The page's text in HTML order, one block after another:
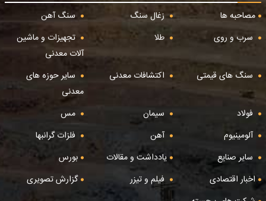
مصاحبه ها
زغال سنگ
سنگ آهن
سرب و روی
طلا
تجهیزات و ماشین
آلات معدنی
سنگ های قیمتی
اکتشافات معدنی
سایر حوزه های
معدنی
فولاد
سیمان
مس
آلومینیوم
آهن
فلزات گرانبها
سایر صنایع
یادداشت و مقالات
بورس
اخبار اقتصادی
فیلم و تیزر
گزارش تصویری